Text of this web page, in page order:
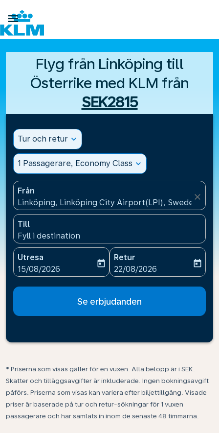

Flyg från Linköping till
Österrike med KLM från
SEK2815
Tur och retur expand_more
1 Passagerare, Economy Class expand_more
Från
Linköping, Linköping City Airport(LPI), Sweden
close
Till
Fyll i destination
Utresa
fc-booking-departure-date-aria-label
15/08/2026
today
Retur
fc-booking-return-date-
22/08/2026
today
Se erbjudanden
* Priserna som visas gäller för en vuxen. Alla belopp är i SEK.
Skatter och tilläggsavgifter är inkluderade. Ingen bokningsavgift
påförs. Priserna som visas kan variera efter biljettillgång. Visade
priser är baserade på tur och retur-sökningar för 1 vuxen
passagerare och har samlats in inom de senaste 48 timmarna.